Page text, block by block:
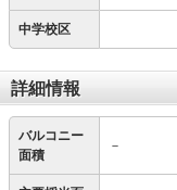
中学校区
詳細情報
バルコニー
面積
－